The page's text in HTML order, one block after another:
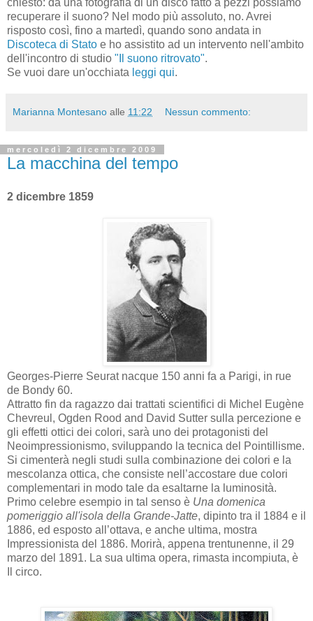
chiesto: da una fotografia di un disco fatto a pezzi possiamo
recuperare il suono? Nel modo più assoluto, no. Avrei
risposto così, fino a martedì, quando sono andata in
Discoteca di Stato e ho assistito ad un intervento nell'ambito
dell'incontro di studio "Il suono ritrovato".
Se vuoi dare un'occhiata leggi qui.
Marianna Montesano alle 11:22 Nessun commento:
mercoledì 2 dicembre 2009
La macchina del tempo
2 dicembre 1859
Georges-Pierre Seurat nacque 150 anni fa a Parigi, in rue
de Bondy 60.
Attratto fin da ragazzo dai trattati scientifici di Michel Eugène
Chevreul, Ogden Rood and David Sutter sulla percezione e
gli effetti ottici dei colori, sarà uno dei protagonisti del
Neoimpressionismo, sviluppando la tecnica del Pointillisme.
Si cimenterà negli studi sulla combinazione dei colori e la
mescolanza ottica, che consiste nell’accostare due colori
complementari in modo tale da esaltarne la luminosità.
Primo celebre esempio in tal senso è Una domenica
pomeriggio all'isola della Grande-Jatte, dipinto tra il 1884 e il
1886, ed esposto all’ottava, e anche ultima, mostra
Impressionista del 1886. Morirà, appena trentunenne, il 29
marzo del 1891. La sua ultima opera, rimasta incompiuta, è
Il circo.